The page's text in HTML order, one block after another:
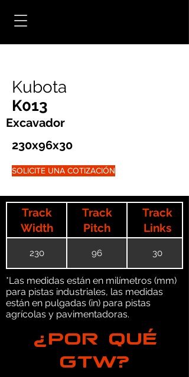
Kubota
K013
Excavador
230x96x30
SOLICITE UNA COTIZACIÓN
Track
Width
Track
Pitch
Track
Links
230 96 30
*Las medidas están en milímetros (mm)
para pistas industriales, las medidas
están en pulgadas (in) para pistas
agrícolas y pavimentadoras.
¿POR QUÉ
GTW?